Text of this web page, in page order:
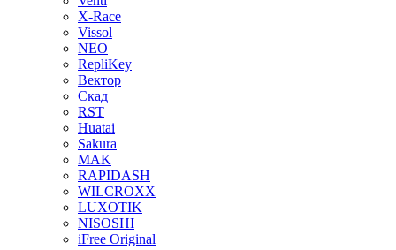
X-Race
Vissol
NEO
RepliKey
Вектор
Скад
RST
Huatai
Sakura
MAK
RAPIDASH
WILCROXX
LUXOTIK
NISOSHI
iFree Original